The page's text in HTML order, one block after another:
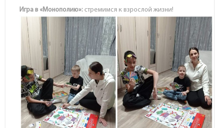
Игра в «Монополию»: стремимся к взрослой жизни!